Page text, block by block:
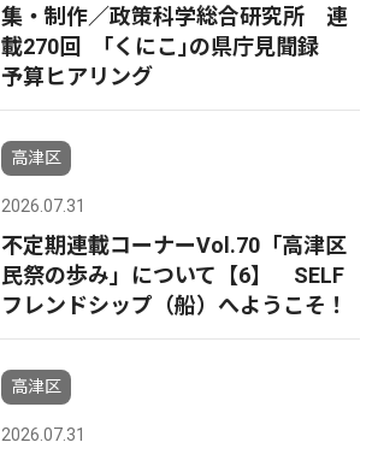
集・制作／政策科学総合研究所 連
載270回 ｢くにこ｣の県庁見聞録
予算ヒアリング
高津区
2026.07.31
不定期連載コーナーVol.70「高津区
民祭の歩み」について【6】 SELF
フレンドシップ（船）へようこそ！
高津区
2026.07.31